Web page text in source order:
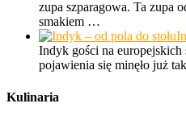
zupa szparagowa. Ta zupa
smakiem …
Indyk gości na
pojawienia się minęło już
Kulinaria